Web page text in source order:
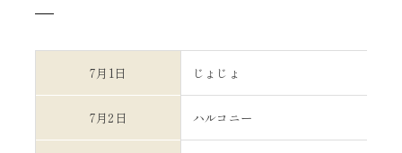
7月1日 じょじょ
7月2日 ハルコニー